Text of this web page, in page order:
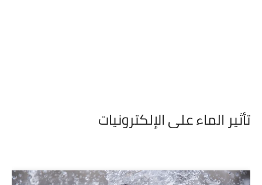
تأثير الماء على الإلكترونيات